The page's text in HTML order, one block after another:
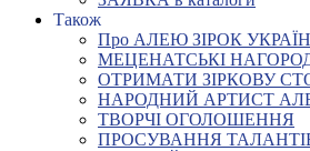
Також
Про АЛЕЮ ЗІРОК
МЕЦЕНАТСЬКІ
ОТРИМАТИ ЗІРКОВУ
НАРОДНИЙ АРТИСТ
ТВОРЧІ ОГОЛОШЕННЯ
ПРОСУВАННЯ ТАЛАНТІВ: